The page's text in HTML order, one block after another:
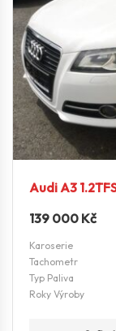
Audi A3
139 000 Kč
Karoserie
Tachometr
Typ Paliva
Roky Výroby